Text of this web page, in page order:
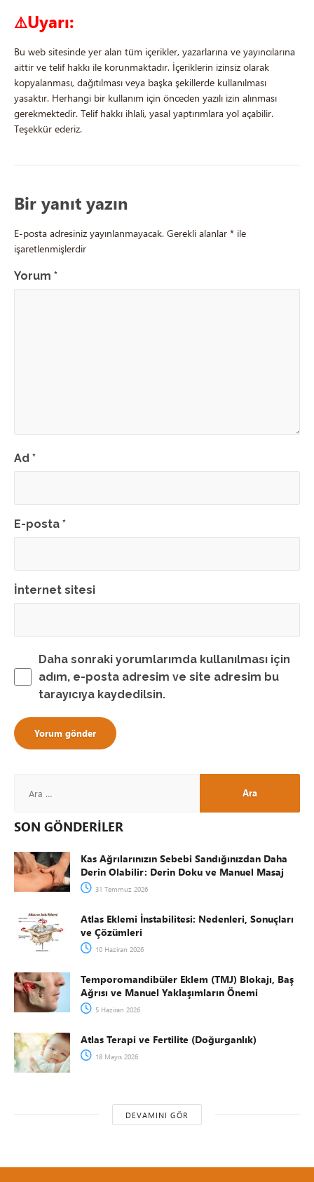
⚠️Uyarı:
Bu web sitesinde yer alan tüm içerikler, yazarlarına ve yayıncılarına
aittir ve telif hakkı ile korunmaktadır. İçeriklerin izinsiz olarak
kopyalanması, dağıtılması veya başka şekillerde kullanılması
yasaktır. Herhangi bir kullanım için önceden yazılı izin alınması
gerekmektedir. Telif hakkı ihlali, yasal yaptırımlara yol açabilir.
Teşekkür ederiz.
Bir yanıt yazın
E-posta adresiniz yayınlanmayacak. Gerekli alanlar * ile
işaretlenmişlerdir
Yorum *
Ad *
E-posta *
İnternet sitesi
Daha sonraki yorumlarımda kullanılması için
adım, e-posta adresim ve site adresim bu
tarayıcıya kaydedilsin.
SON GÖNDERİLER
Kas Ağrılarınızın Sebebi Sandığınızdan Daha
Derin Olabilir: Derin Doku ve Manuel Masaj
31 Temmuz 2026
Atlas Eklemi İnstabilitesi: Nedenleri, Sonuçları
ve Çözümleri
10 Haziran 2026
Temporomandibüler Eklem (TMJ) Blokajı, Baş
Ağrısı ve Manuel Yaklaşımların Önemi
5 Haziran 2026
Atlas Terapi ve Fertilite (Doğurganlık)
18 Mayıs 2026
DEVAMINI GÖR